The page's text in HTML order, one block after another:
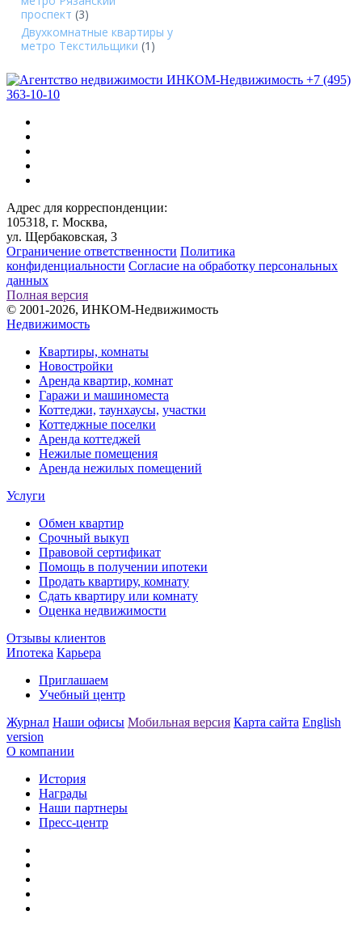
проспект (3)
Двухкомнатные квартиры у
метро Текстильщики (1)
+7 (495)
363-10-10
Адрес для корреспонденции:
105318, г. Москва,
ул. Щербаковская, 3
Ограничение ответственности Политика
конфиденциальности Согласие на обработку персональных
данных
Полная версия
© 2001-2026, ИНКОМ-Недвижимость
Недвижимость
Квартиры, комнаты
Новостройки
Аренда квартир, комнат
Гаражи и машиноместа
Коттеджи, таунхаусы, участки
Коттеджные поселки
Аренда коттеджей
Нежилые помещения
Аренда нежилых помещений
Услуги
Обмен квартир
Срочный выкуп
Правовой сертификат
Помощь в получении ипотеки
Продать квартиру, комнату
Сдать квартиру или комнату
Оценка недвижимости
Отзывы клиентов
Ипотека Карьера
Приглашаем
Учебный центр
Журнал Наши офисы Мобильная версия Карта сайта English
version
О компании
История
Награды
Наши партнеры
Пресс-центр